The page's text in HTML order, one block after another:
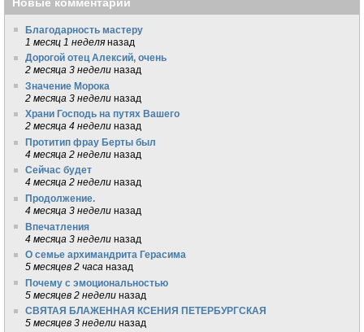
Новые комментарии
Благодарность мастеру
1 месяц 1 неделя назад
Дорогой отец Алексий, очень
2 месяца 3 недели назад
Значение Морока
2 месяца 3 недели назад
Храни Господь на путях Вашего
2 месяца 4 недели назад
Протитип фрау Берты был
4 месяца 2 недели назад
Сейчас будет
4 месяца 2 недели назад
Продолжение.
4 месяца 3 недели назад
Впечатления
4 месяца 3 недели назад
О семье архимандрита Герасима
5 месяцев 2 часа назад
Почему с эмоциональностью
5 месяцев 2 недели назад
СВЯТАЯ БЛАЖЕННАЯ КСЕНИЯ ПЕТЕРБУРГСКАЯ
5 месяцев 3 недели назад